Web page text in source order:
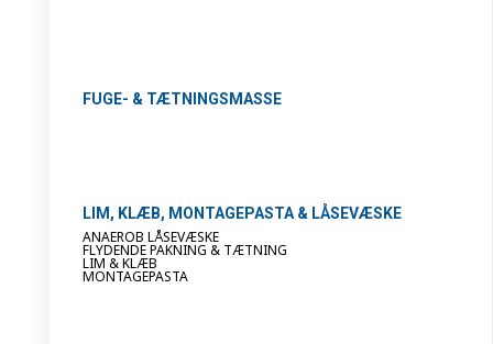
FUGE- & TÆTNINGSMASSE
LIM, KLÆB, MONTAGEPASTA & LÅSEVÆSKE
ANAEROB LÅSEVÆSKE
FLYDENDE PAKNING & TÆTNING
LIM & KLÆB
MONTAGEPASTA